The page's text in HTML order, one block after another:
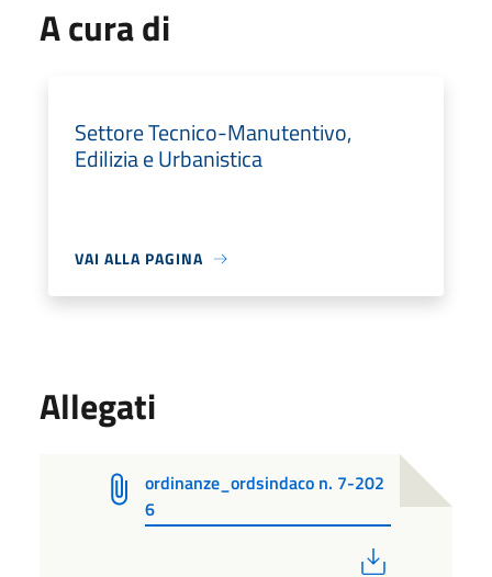
A cura di
Settore Tecnico-Manutentivo,
Edilizia e Urbanistica
VAI ALLA PAGINA
Allegati
ordinanze_ordsindaco n. 7-202
6